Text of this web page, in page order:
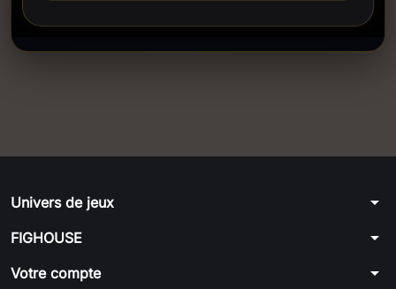
Univers de jeux arrow_drop_down
FIGHOUSE arrow_drop_down
Votre compte arrow_drop_down